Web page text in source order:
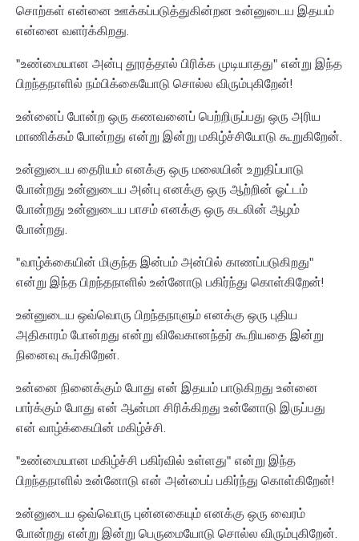
சொற்கள் என்னை ஊக்கப்படுத்துகின்றன உன்னுடைய இதயம்
என்னை வளர்க்கிறது.
"உண்மையான அன்பு தூரத்தால் பிரிக்க முடியாதது" என்று இந்த
பிறந்தநாளில் நம்பிக்கையோடு சொல்ல விரும்புகிறேன்!
உன்னைப் போன்ற ஒரு கணவனைப் பெற்றிருப்பது ஒரு அரிய
மாணிக்கம் போன்றது என்று இன்று மகிழ்ச்சியோடு கூறுகிறேன்.
உன்னுடைய தைரியம் எனக்கு ஒரு மலையின் உறுதிப்பாடு
போன்றது உன்னுடைய அன்பு எனக்கு ஒரு ஆற்றின் ஓட்டம்
போன்றது உன்னுடைய பாசம் எனக்கு ஒரு கடலின் ஆழம்
போன்றது.
"வாழ்க்கையின் மிகுந்த இன்பம் அன்பில் காணப்படுகிறது"
என்று இந்த பிறந்தநாளில் உன்னோடு பகிர்ந்து கொள்கிறேன்!
உன்னுடைய ஒவ்வொரு பிறந்தநாளும் எனக்கு ஒரு புதிய
அதிகாரம் போன்றது என்று விவேகானந்தர் கூறியதை இன்று
நினைவு கூர்கிறேன்.
உன்னை நினைக்கும் போது என் இதயம் பாடுகிறது உன்னை
பார்க்கும் போது என் ஆன்மா சிரிக்கிறது உன்னோடு இருப்பது
என் வாழ்க்கையின் மகிழ்ச்சி.
"உண்மையான மகிழ்ச்சி பகிர்வில் உள்ளது" என்று இந்த
பிறந்தநாளில் உன்னோடு என் அன்பைப் பகிர்ந்து கொள்கிறேன்!
உன்னுடைய ஒவ்வொரு புன்னகையும் எனக்கு ஒரு வைரம்
போன்றது என்று இன்று பெருமையோடு சொல்ல விரும்புகிறேன்.